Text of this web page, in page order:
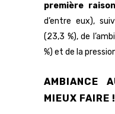
première
d’entre eux),
(23,3 %), de
%) et de la
AMBIANCE
MIEUX FAIRE !